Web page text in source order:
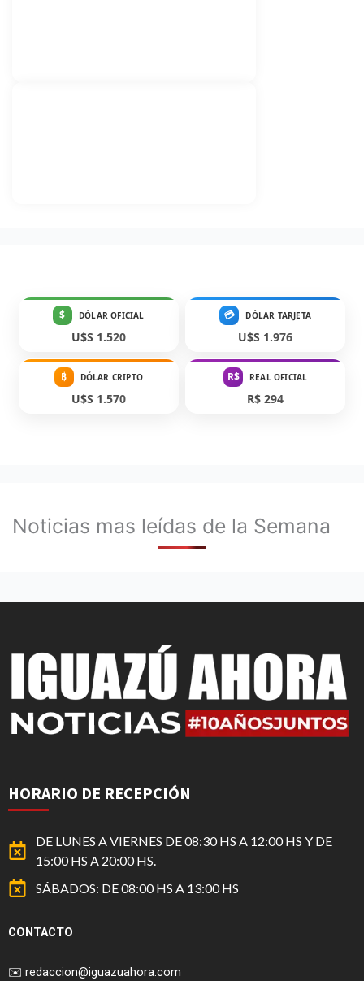
$ DÓLAR OFICIAL
U$S 1.520
💳 DÓLAR TARJETA
U$S 1.976
₿ DÓLAR CRIPTO
U$S 1.570
R$ REAL OFICIAL
R$ 294
Noticias mas leídas de la Semana
HORARIO DE RECEPCIÓN
DE LUNES A VIERNES DE 08:30 HS A 12:00 HS Y DE
15:00 HS A 20:00 HS.
SÁBADOS: DE 08:00 HS A 13:00 HS
CONTACTO
✉️ redaccion@iguazuahora.com